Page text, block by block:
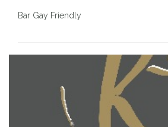
Bar Gay Friendly